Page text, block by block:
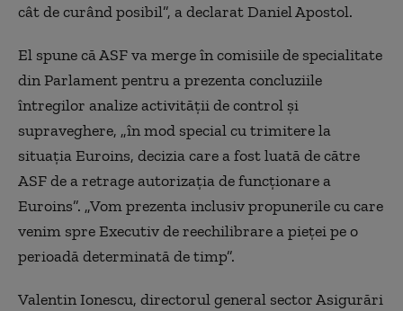
cât de curând posibil”, a declarat Daniel Apostol.
El spune că ASF va merge în comisiile de specialitate
din Parlament pentru a prezenta concluziile
întregilor analize activității de control și
supraveghere, „în mod special cu trimitere la
situația Euroins, decizia care a fost luată de către
ASF de a retrage autorizația de funcționare a
Euroins”. „Vom prezenta inclusiv propunerile cu care
venim spre Executiv de reechilibrare a pieței pe o
perioadă determinată de timp”.
Valentin Ionescu, directorul general sector Asigurări